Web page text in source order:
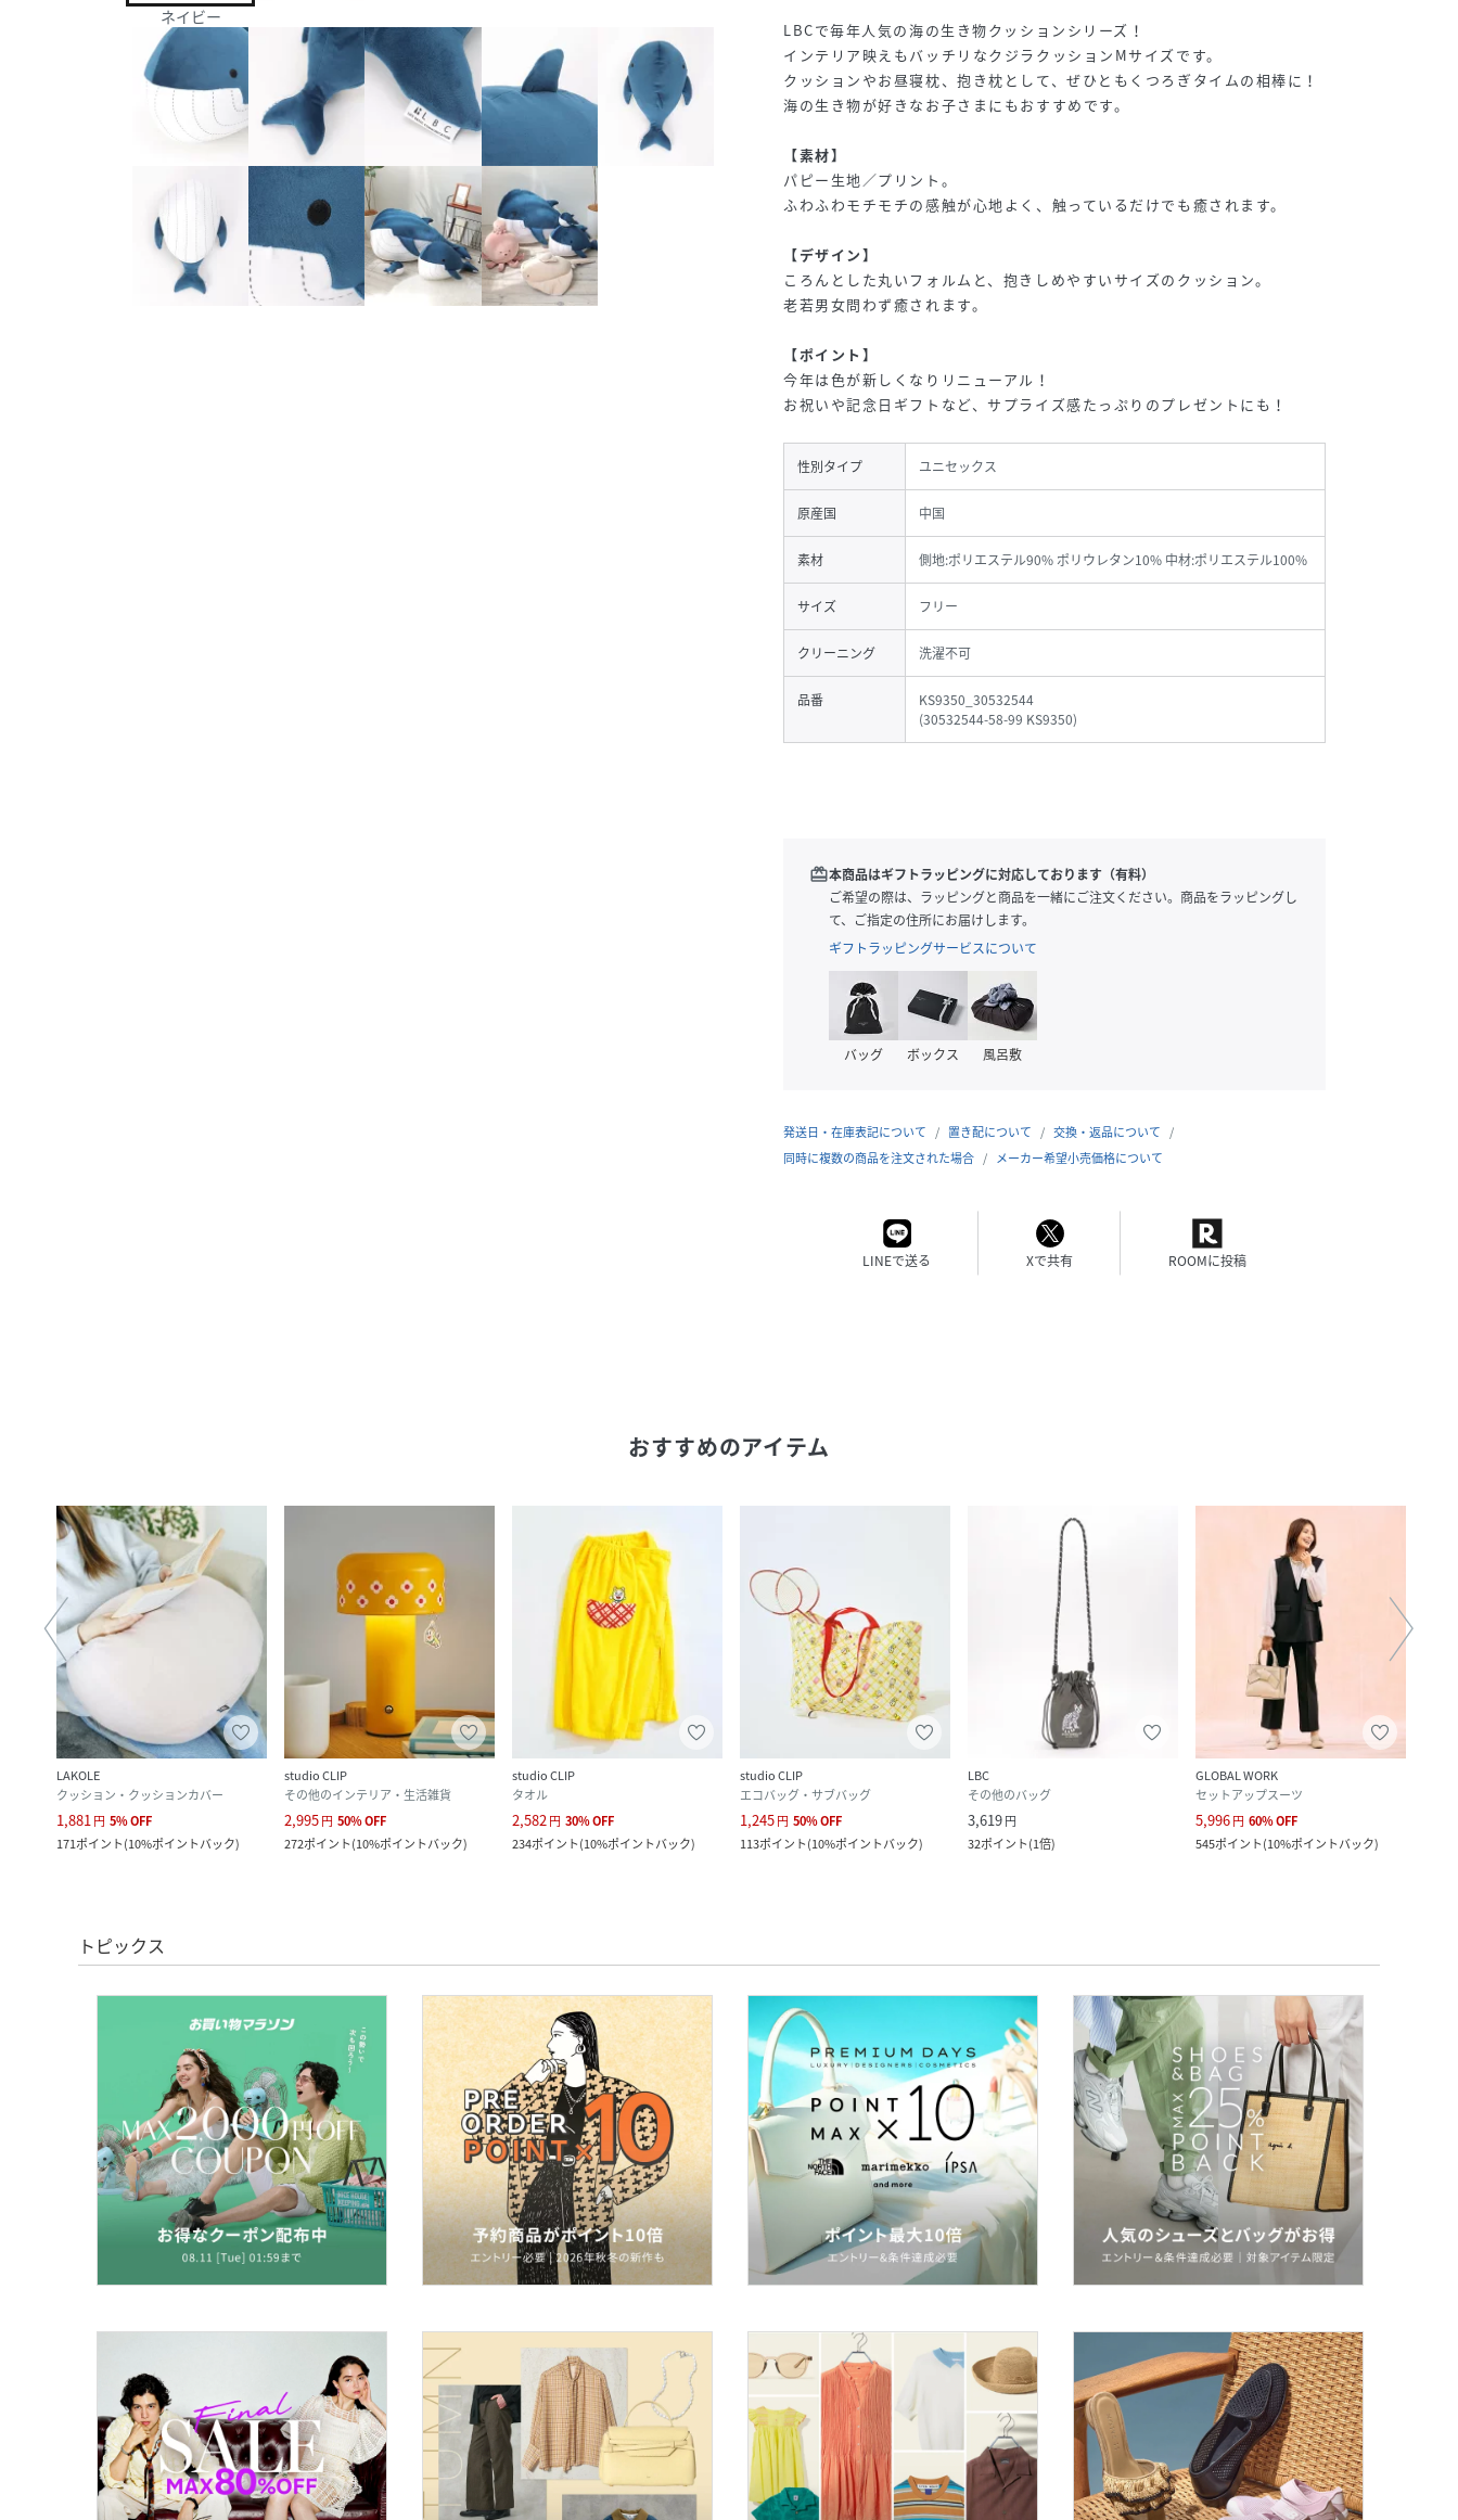
ネイビー
LBCで毎年人気の海の生き物クッションシリーズ！
インテリア映えもバッチリなクジラクッションMサイズです。
クッションやお昼寝枕、抱き枕として、ぜひともくつろぎタイムの相棒に！
海の生き物が好きなお子さまにもおすすめです。
【素材】
パピー生地／プリント。
ふわふわモチモチの感触が心地よく、触っているだけでも癒されます。
【デザイン】
ころんとした丸いフォルムと、抱きしめやすいサイズのクッション。
老若男女問わず癒されます。
【ポイント】
今年は色が新しくなりリニューアル！
お祝いや記念日ギフトなど、サプライズ感たっぷりのプレゼントにも！
性別タイプ ユニセックス
原産国 中国
素材 側地:ポリエステル90% ポリウレタン10% 中材:ポリエステル100%
サイズ フリー
クリーニング 洗濯不可
品番
KS9350_30532544
(30532544-58-99 KS9350)
redeem本商品はギフトラッピングに対応しております（有料）
ご希望の際は、ラッピングと商品を一緒にご注文ください。商品をラッピングし
て、ご指定の住所にお届けします。
ギフトラッピングサービスについて
バッグ ボックス 風呂敷
発送日・在庫表記について 置き配について
交換・返品について
同時に複数の商品を注文された場合
メーカー希望小売価格について
LINEで送る Xで共有 ROOMに投稿
おすすめのアイテム
LAKOLE
クッション・クッションカバー
1,881円 5%OFF
171ポイント(10%ポイントバック)
studio CLIP
その他のインテリア・生活雑貨
2,995円 50%OFF
272ポイント(10%ポイントバック)
studio CLIP
タオル
2,582円 30%OFF
234ポイント(10%ポイントバック)
studio CLIP
エコバッグ・サブバッグ
1,245円 50%OFF
113ポイント(10%ポイントバック)
LBC
その他のバッグ
3,619円
32ポイント(1倍)
GLOBAL WORK
セットアップスーツ
5,996円 60%OFF
545ポイント(10%ポイントバック)
トピックス